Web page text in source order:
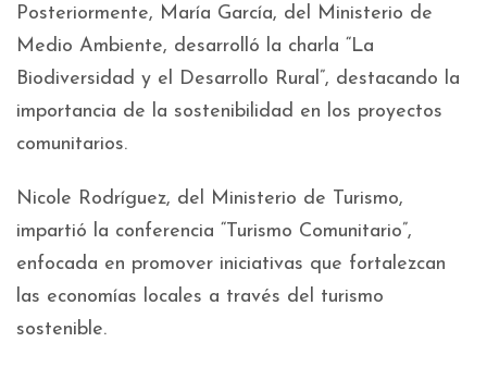
Posteriormente, María García, del Ministerio de
Medio Ambiente, desarrolló la charla “La
Biodiversidad y el Desarrollo Rural”, destacando la
importancia de la sostenibilidad en los proyectos
comunitarios.
Nicole Rodríguez, del Ministerio de Turismo,
impartió la conferencia “Turismo Comunitario”,
enfocada en promover iniciativas que fortalezcan
las economías locales a través del turismo
sostenible.